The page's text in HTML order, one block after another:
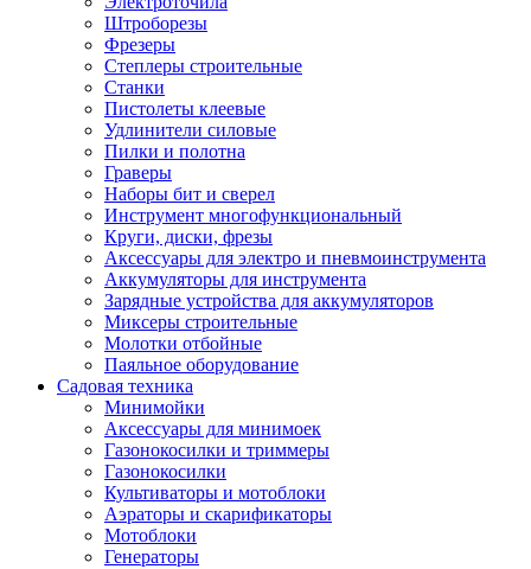
Парковочные радары
Навигаторы и аксессуары
Навигаторы
Камеры заднего вида
Автомобильные антенны
Сигнализации автомобильные
Телевизоры и мониторы автомобильные
Аксессуары
Автолампы
Автомобильные провода, кабели,
Автомобильный инструмент
Автохимия
Аккумуляторы, зарядные устройства,
Домкраты
Компрессоры и манометры
Разветвители и адаптеры прикуривателя
Термохолодильники
Шумоизоляция
Щетки стеклоочистителей
Прочие аксессуары для автомобилей
Велосипеды и самокаты
Электротранспорт
Радиоуправляемые модели
Штроборезы
Фрезеры
Степлеры строительные
Станки
Пистолеты клеевые
Удлинители силовые
Пилки и полотна
Граверы
Наборы бит и сверел
Инструмент многофункциональный
Круги, диски, фрезы
Аксессуары для электро и пневмоинструмента
Аккумуляторы для инструмента
Зарядные устройства для аккумуляторов
Миксеры строительные
Молотки отбойные
Паяльное оборудование
Садовая техника
Минимойки
Аксессуары для минимоек
Газонокосилки и триммеры
Газонокосилки
Культиваторы и мотоблоки
Аэраторы и скарификаторы
Мотоблоки
Генераторы